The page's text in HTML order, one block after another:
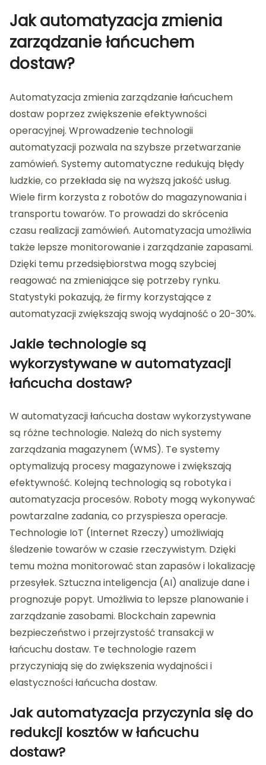
Jak automatyzacja zmienia
zarządzanie łańcuchem
dostaw?
Automatyzacja zmienia zarządzanie łańcuchem
dostaw poprzez zwiększenie efektywności
operacyjnej. Wprowadzenie technologii
automatyzacji pozwala na szybsze przetwarzanie
zamówień. Systemy automatyczne redukują błędy
ludzkie, co przekłada się na wyższą jakość usług.
Wiele firm korzysta z robotów do magazynowania i
transportu towarów. To prowadzi do skrócenia
czasu realizacji zamówień. Automatyzacja umożliwia
także lepsze monitorowanie i zarządzanie zapasami.
Dzięki temu przedsiębiorstwa mogą szybciej
reagować na zmieniające się potrzeby rynku.
Statystyki pokazują, że firmy korzystające z
automatyzacji zwiększają swoją wydajność o 20-30%.
Jakie technologie są
wykorzystywane w automatyzacji
łańcucha dostaw?
W automatyzacji łańcucha dostaw wykorzystywane
są różne technologie. Należą do nich systemy
zarządzania magazynem (WMS). Te systemy
optymalizują procesy magazynowe i zwiększają
efektywność. Kolejną technologią są robotyka i
automatyzacja procesów. Roboty mogą wykonywać
powtarzalne zadania, co przyspiesza operacje.
Technologie IoT (Internet Rzeczy) umożliwiają
śledzenie towarów w czasie rzeczywistym. Dzięki
temu można monitorować stan zapasów i lokalizację
przesyłek. Sztuczna inteligencja (AI) analizuje dane i
prognozuje popyt. Umożliwia to lepsze planowanie i
zarządzanie zasobami. Blockchain zapewnia
bezpieczeństwo i przejrzystość transakcji w
łańcuchu dostaw. Te technologie razem
przyczyniają się do zwiększenia wydajności i
elastyczności łańcucha dostaw.
Jak automatyzacja przyczynia się do
redukcji kosztów w łańcuchu
dostaw?